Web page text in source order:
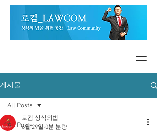
게시물
All Posts
All Posts
로컴 상식의법
6월 29일 0분 분량